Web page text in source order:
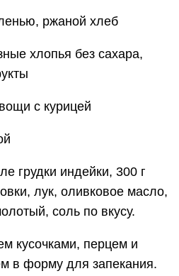
ржаной хлеб
хлопья без сахара,
с курицей
грудки индейки, 300 г
лук, оливковое масло,
соль по вкусу.
кусочками, перцем и
в форму для запекания.